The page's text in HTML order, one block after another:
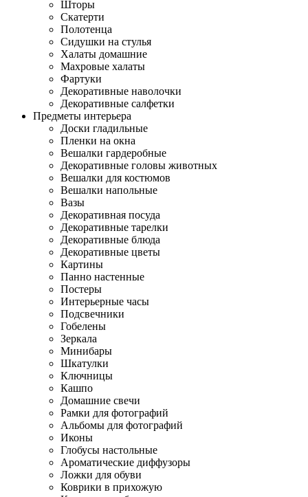
Шторы
Скатерти
Полотенца
Сидушки на стулья
Халаты домашние
Махровые халаты
Фартуки
Декоративные наволочки
Декоративные салфетки
Предметы интерьера
Доски гладильные
Пленки на окна
Вешалки гардеробные
Декоративные головы животных
Вешалки для костюмов
Вешалки напольные
Вазы
Декоративная посуда
Декоративные тарелки
Декоративные блюда
Декоративные цветы
Картины
Панно настенные
Постеры
Интерьерные часы
Подсвечники
Гобелены
Зеркала
Минибары
Шкатулки
Ключницы
Кашпо
Домашние свечи
Рамки для фотографий
Альбомы для фотографий
Иконы
Глобусы настольные
Ароматические диффузоры
Ложки для обуви
Коврики в прихожую